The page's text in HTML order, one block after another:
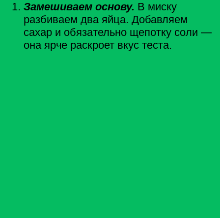
Замешиваем основу. В миску
разбиваем два яйца. Добавляем
сахар и обязательно щепотку соли —
она ярче раскроет вкус теста.